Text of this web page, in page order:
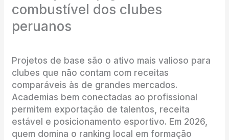
combustível dos clubes
peruanos
Projetos de base são o ativo mais valioso para
clubes que não contam com receitas
comparáveis às de grandes mercados.
Academias bem conectadas ao profissional
permitem exportação de talentos, receita
estável e posicionamento esportivo. Em 2026,
quem domina o ranking local em formação